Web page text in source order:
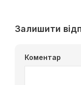
Залишити
Коментар